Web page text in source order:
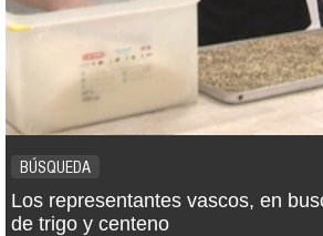
BÚSQUEDA
Los representantes vascos, en
de trigo y centeno